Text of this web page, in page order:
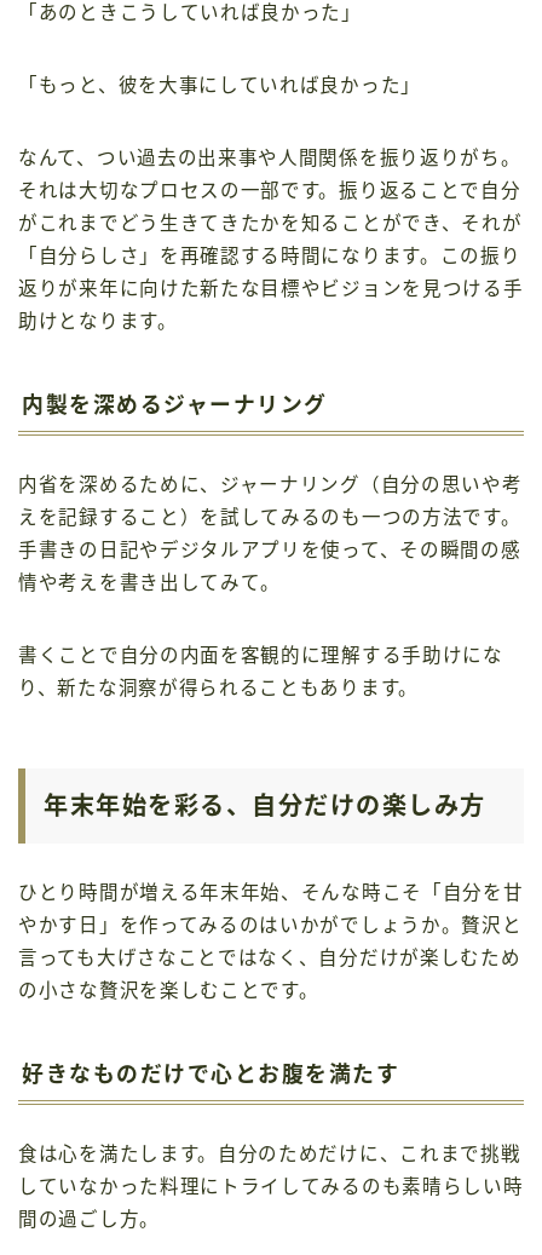
「あのときこうしていれば良かった」
「もっと、彼を大事にしていれば良かった」
なんて、つい過去の出来事や人間関係を振り返りがち。
それは大切なプロセスの一部です。振り返ることで自分
がこれまでどう生きてきたかを知ることができ、それが
「自分らしさ」を再確認する時間になります。この振り
返りが来年に向けた新たな目標やビジョンを見つける手
助けとなります。
内製を深めるジャーナリング
内省を深めるために、ジャーナリング（自分の思いや考
えを記録すること）を試してみるのも一つの方法です。
手書きの日記やデジタルアプリを使って、その瞬間の感
情や考えを書き出してみて。
書くことで自分の内面を客観的に理解する手助けにな
り、新たな洞察が得られることもあります。
年末年始を彩る、自分だけの楽しみ方
ひとり時間が増える年末年始、そんな時こそ「自分を甘
やかす日」を作ってみるのはいかがでしょうか。贅沢と
言っても大げさなことではなく、自分だけが楽しむため
の小さな贅沢を楽しむことです。
好きなものだけで心とお腹を満たす
食は心を満たします。自分のためだけに、これまで挑戦
していなかった料理にトライしてみるのも素晴らしい時
間の過ごし方。